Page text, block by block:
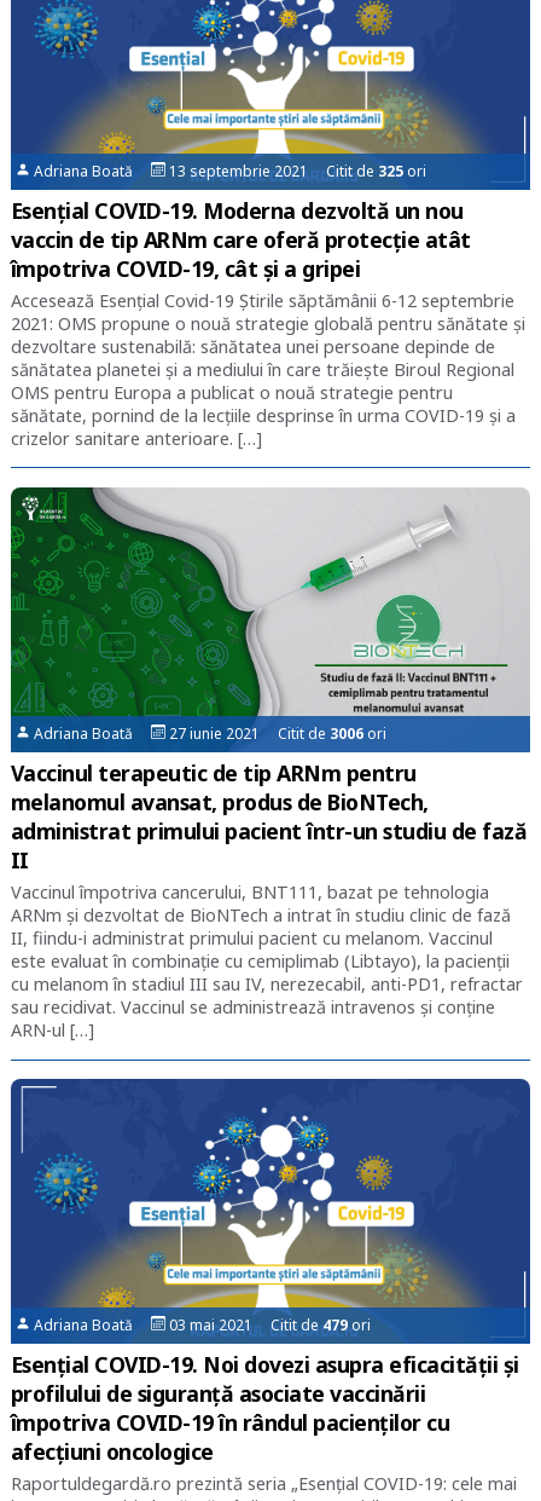
Adriana Boată 13 septembrie 2021 Citit de 325ori
Esențial COVID-19. Moderna dezvoltă un nou
vaccin de tip ARNm care oferă protecție atât
împotriva COVID-19, cât și a gripei
Accesează Esențial Covid-19 Știrile săptămânii 6-12 septembrie
2021: OMS propune o nouă strategie globală pentru sănătate și
dezvoltare sustenabilă: sănătatea unei persoane depinde de
sănătatea planetei și a mediului în care trăiește Biroul Regional
OMS pentru Europa a publicat o nouă strategie pentru
sănătate, pornind de la lecțiile desprinse în urma COVID-19 și a
crizelor sanitare anterioare. […]
Adriana Boată 27 iunie 2021 Citit de 3006 ori
Vaccinul terapeutic de tip ARNm pentru
melanomul avansat, produs de BioNTech,
administrat primului pacient într-un studiu de fază
II
Vaccinul împotriva cancerului, BNT111, bazat pe tehnologia
ARNm și dezvoltat de BioNTech a intrat în studiu clinic de fază
II, fiindu-i administrat primului pacient cu melanom. Vaccinul
este evaluat în combinație cu cemiplimab (Libtayo), la pacienții
cu melanom în stadiul III sau IV, nerezecabil, anti-PD1, refractar
sau recidivat. Vaccinul se administrează intravenos și conține
ARN-ul […]
Adriana Boată 03 mai 2021 Citit de479ori
Esențial COVID-19. Noi dovezi asupra eficacității și
profilului de siguranță asociate vaccinării
împotriva COVID-19 în rândul pacienților cu
afecțiuni oncologice
Raportuldegardă.ro prezintă seria „Esențial COVID-19: cele mai